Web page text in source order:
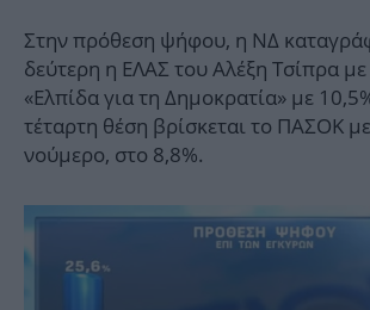
Στην πρόθεση ψήφου, η ΝΔ
δεύτερη η ΕΛΑΣ του Αλέξη Τσίπρα με
«Ελπίδα για τη Δημοκρατία» με
τέταρτη θέση βρίσκεται το ΠΑΣΟΚ
νούμερο, στο 8,8%.